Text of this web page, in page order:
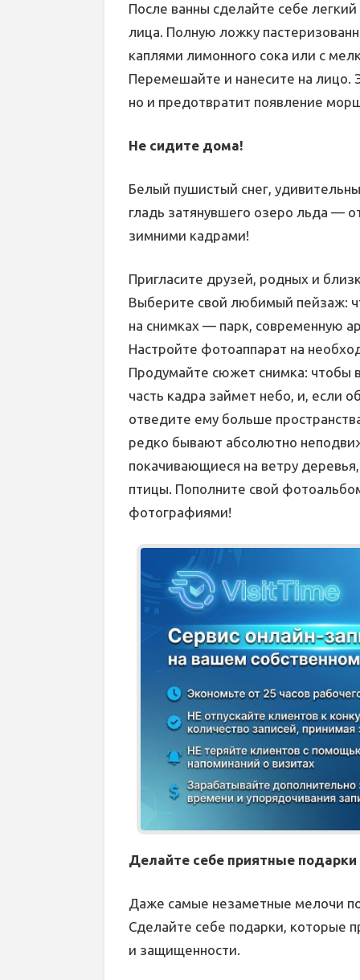
После ванны сделайте себе
лица. Полную ложку
каплями лимонного сока или с
Перемешайте и нанесите на лицо.
но и предотвратит появление
Не сидите дома!
Белый пушистый снег,
гладь затянувшего озеро льда —
зимними кадрами!
Пригласите друзей, родных и
Выберите свой любимый пейзаж:
на снимках — парк, современную
Настройте фотоаппарат на
Продумайте сюжет снимка: чтобы
часть кадра займет небо, и, если
отведите ему больше
редко бывают абсолютно
покачивающиеся на ветру
птицы. Пополните свой
фотографиями!
Делайте себе приятные подарки
Даже самые незаметные мелочи
Сделайте себе подарки, которые
и защищенности.